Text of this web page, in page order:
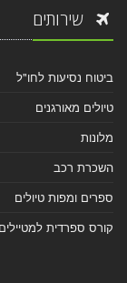
שירותים
ביטוח נסיעות לחו"ל
טיולים מאורגנים
מלונות
השכרת רכב
ספרים ומפות טיולים
קורס ספרדית למטיילים